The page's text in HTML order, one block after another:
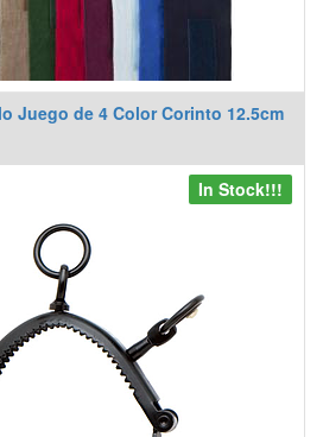
Juego de 4 Color Corinto 12.5cm
In Stock!!!